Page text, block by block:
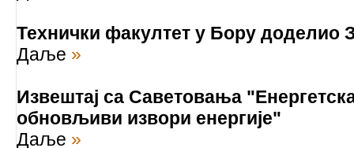
Технички факултет у Бору доделио
Даље »
Извештај са Саветовања
обновљиви извори енергије"
Даље »